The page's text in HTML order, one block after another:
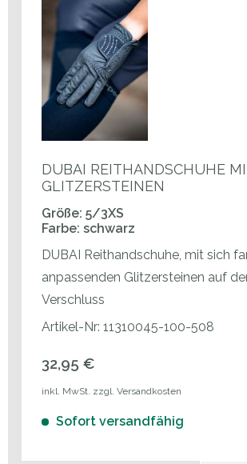
DUBAI REITHANDSCHUHE
GLITZERSTEINEN
Größe: 5/3XS
Farbe: schwarz
DUBAI Reithandschuhe, mit sich
anpassenden Glitzersteinen auf
Verschluss
Artikel-Nr: 11310045-100-508
32,95 €
inkl. MwSt. zzgl. Versandkosten
Sofort versandfähig